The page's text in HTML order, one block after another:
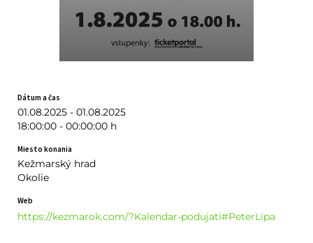
Dátum a čas
01.08.2025 - 01.08.2025
18:00:00 - 00:00:00 h
Miesto konania
Kežmarský hrad
Okolie
Web
https://kezmarok.com/?Kalendar-podujati#PeterLipa